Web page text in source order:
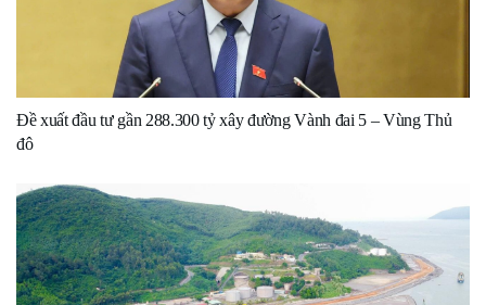
Đề xuất đầu tư gần 288.300 tỷ xây đường Vành đai 5 – Vùng Thủ
đô